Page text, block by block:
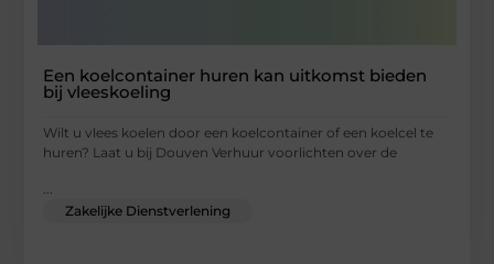
Een koelcontainer huren kan uitkomst bieden
bij vleeskoeling
Wilt u vlees koelen door een koelcontainer of een koelcel te
huren? Laat u bij Douven Verhuur voorlichten over de
Zakelijke Dienstverlening